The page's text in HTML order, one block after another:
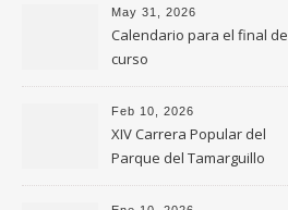
May 31, 2026
Calendario para el final de
curso
Feb 10, 2026
XIV Carrera Popular del
Parque del Tamarguillo